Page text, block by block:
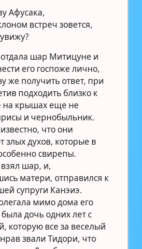
Афусака,
встреч зовется,
шар Митицуне и
его госпоже лично,
же получить ответ, при
подходить близко к
на крышах еще не
и чернобыльник.
что они
злых духов, которые в
свирепы.
шар, и,
матери, отправился к
супруги Канэиэ.
мимо дома его
была дочь одних лет с
которую все за веселый
звали Тидори, что